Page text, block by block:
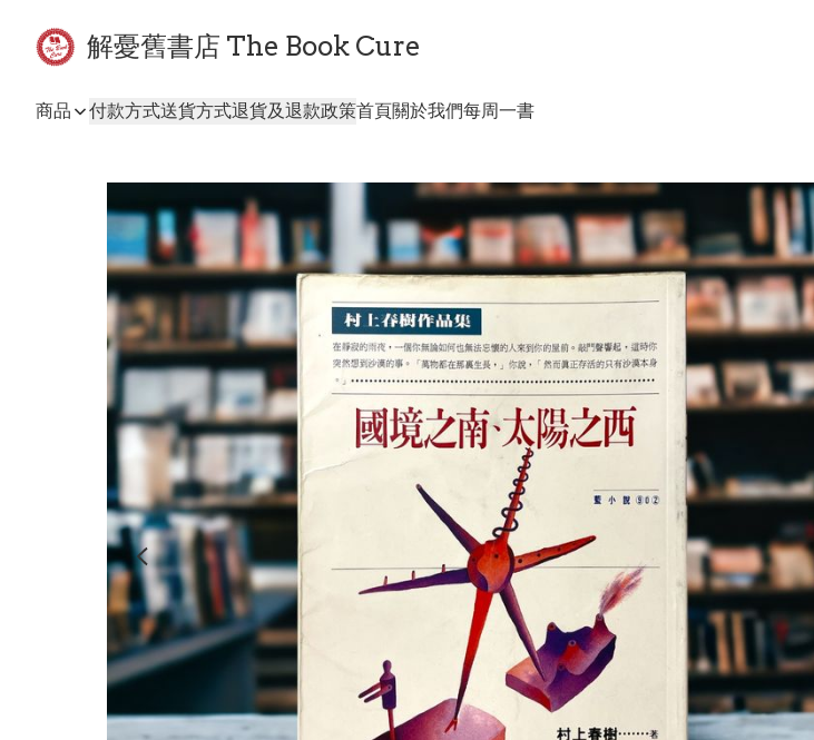
解憂舊書店 The Book Cure
商品 付款方式送貨方式退貨及退款政策首頁關於我們每周一書